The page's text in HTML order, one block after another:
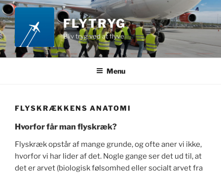
Videre
til
indhold
FLYTRYG
Bliv tryg ved at flyve
Menu
FLYSKRÆKKENS ANATOMI
Hvorfor får man flyskræk?
Flyskræk opstår af mange grunde, og ofte aner vi ikke,
hvorfor vi har lider af det. Nogle gange ser det ud til, at
det er arvet (biologisk følsomhed eller socialt arvet fra